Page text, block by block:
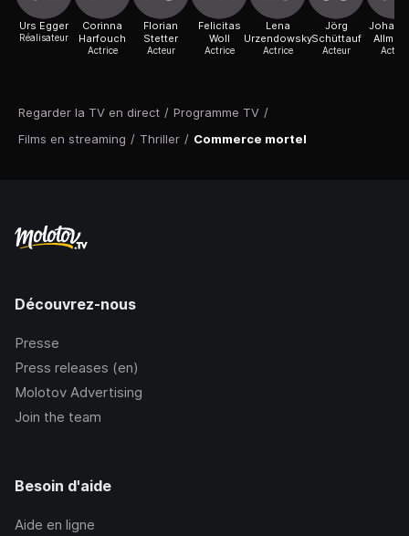
Regarder la TV en direct / Programme TV /
Films en streaming / Thriller / Commerce mortel
Urs Egger
Réalisateur
Corinna
Harfouch
Actrice
Florian
Stetter
Acteur
Felicitas
Woll
Actrice
Lena
Urzendowsky
Actrice
Jörg
Schüttauf
Acteur Acteur
Découvrez-nous
Presse
Press releases (en)
Molotov Advertising
Join the team
Besoin d'aide
Aide en ligne